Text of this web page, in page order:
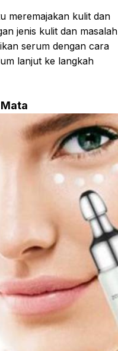
meremajakan kulit dan
jenis kulit dan masalah
serum dengan cara
lanjut ke langkah